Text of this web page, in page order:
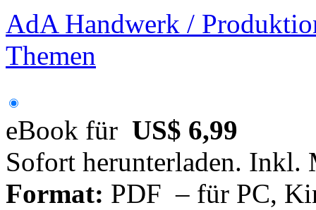
AdA Handwerk /
Themen
eBook für US$ 6,99
Sofort herunterladen. Inkl.
Format: PDF – für PC,